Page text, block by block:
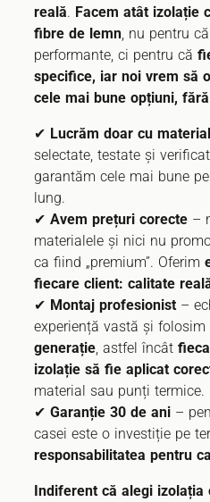
reală. Facem atât izolație
fibre de lemn , nu pentru
performante, ci pentru că
specifice, iar noi vrem să
cele mai bune opțiuni,
✔ Lucrăm doar cu
selectate, testate și
garantăm cele mai bune
lung.
✔ Avem prețuri corecte –
materialele și nici nu
ca fiind „premium”. Oferim
fiecare client: calitate
✔ Montaj profesionist –
experiență vastă și folosim
generație , astfel încât
izolație să fie aplicat
material sau punți termice.
✔ Garanție 30 de ani –
casei este o investiție pe
responsabilitatea pentru
Indiferent că alegi izolația